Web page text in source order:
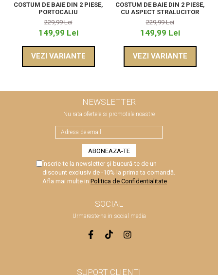
COSTUM DE BAIE DIN 2 PIESE,
PORTOCALIU
229,99 Lei
149,99 Lei
VEZI VARIANTE
COSTUM DE BAIE DIN 2 PIESE,
CU ASPECT STRALUCITOR
229,99 Lei
149,99 Lei
VEZI VARIANTE
NEWSLETTER
Nu rata ofertele si promotiile noastre
Înscrie-te la newsletter și bucură-te de un
discount exclusiv de -10% la prima ta comandă.
Afla mai multe in Politica de Confidentialitate
SOCIAL
Urmareste-ne in social media
SUPORT CLIENTI